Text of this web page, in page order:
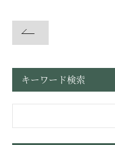
キーワード検索